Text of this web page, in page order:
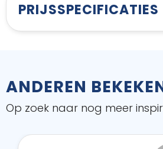
PRIJSSPECIFICATIES
ANDEREN
Op zoek naar nog meer